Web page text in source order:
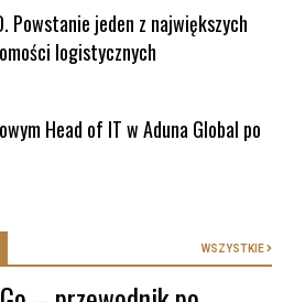
Powstanie jeden z największych
logistycznych
Head of IT w Aduna Global po
WSZYSTKIE